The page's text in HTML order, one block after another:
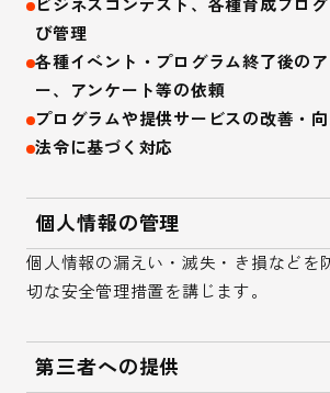
ビジネスコンテスト、各種育成プロ
び管理
各種イベント・プログラム終了後の
ー、アンケート等の依頼
プログラムや提供サービスの改善・
法令に基づく対応
個人情報の管理
個人情報の漏えい・滅失・き損などを
切な安全管理措置を講じます。
第三者への提供